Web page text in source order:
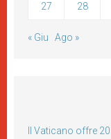
27 28
« Giu Ago »
Il Vaticano offre